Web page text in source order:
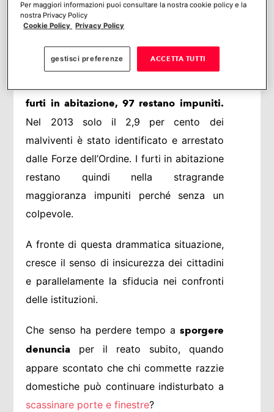
furti in abitazione, 97 restano impuniti.
Nel 2013 solo il 2,9 per cento dei
malviventi è stato identificato e arrestato
dalle Forze dell’Ordine. I furti in abitazione
restano quindi nella stragrande
maggioranza impuniti perché senza un
colpevole.
A fronte di questa drammatica situazione,
cresce il senso di insicurezza dei cittadini
e parallelamente la sfiducia nei confronti
delle istituzioni.
Che senso ha perdere tempo a sporgere
denuncia per il reato subito, quando
appare scontato che chi commette razzie
domestiche può continuare indisturbato a
scassinare porte e finestre?
Per maggiori informazioni puoi consultare la nostra cookie policy e la
nostra Privacy Policy
Cookie Policy Privacy Policy
gestisci preferenze ACCETTA TUTTI